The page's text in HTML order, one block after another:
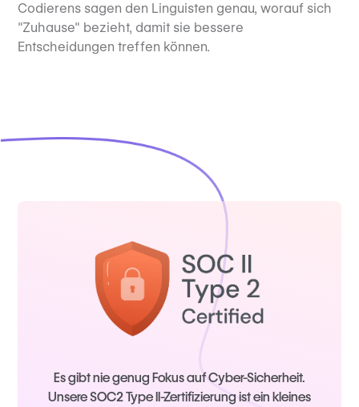
Codierens sagen den Linguisten genau, worauf sich
"Zuhause" bezieht, damit sie bessere
Entscheidungen treffen können.
Es gibt nie genug Fokus auf Cyber-Sicherheit.
Unsere SOC2 Type II-Zertifizierung ist ein kleines